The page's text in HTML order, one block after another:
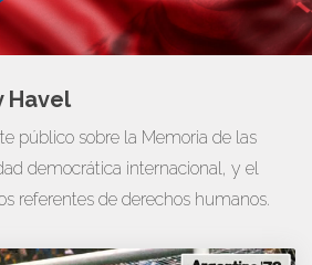
Havel
público sobre la Memoria de las
democrática internacional, y el
referentes de derechos humanos.